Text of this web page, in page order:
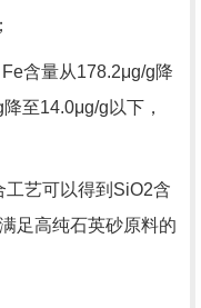
含量从178.2μg/g降
至14.0μg/g以下，
工艺可以得到SiO2含
足高纯石英砂原料的